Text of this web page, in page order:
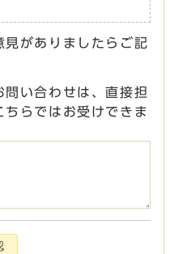
見がありましたらご記
問い合わせは、直接担
らではお受けできま